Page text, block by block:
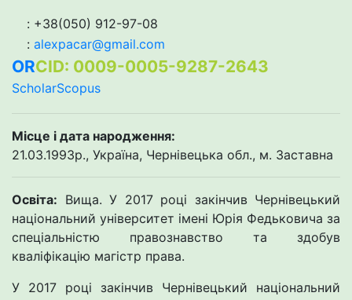
: +38(050) 912-97-08
: alexpacar@gmail.com
ORCID: 0009-0005-9287-2643
ScholarScopus
Місце і дата народження:
21.03.1993р., Україна, Чернівецька обл., м. Заставна
Освіта: Вища. У 2017 році закінчив Чернівецький
національний університет імені Юрія Федьковича за
спеціальністю правознавство та здобув
кваліфікацію магістр права.
У 2017 році закінчив Чернівецький національний